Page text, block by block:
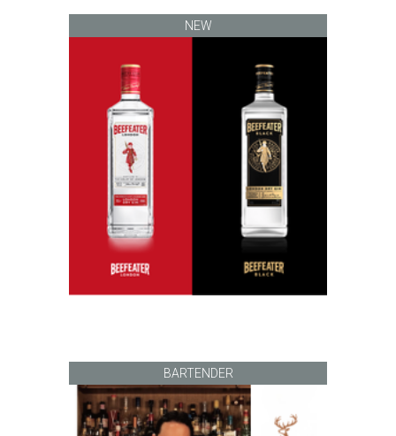
NEW
BARTENDER